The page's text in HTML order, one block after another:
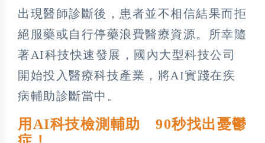
出現醫師診斷後，患者並不相信結果而拒
絕服藥或自行停藥浪費醫療資源。所幸隨
著AI科技快速發展，國內大型科技公司
開始投入醫療科技產業，將AI實踐在疾
病輔助診斷當中。
用AI科技檢測輔助 90秒找出憂鬱